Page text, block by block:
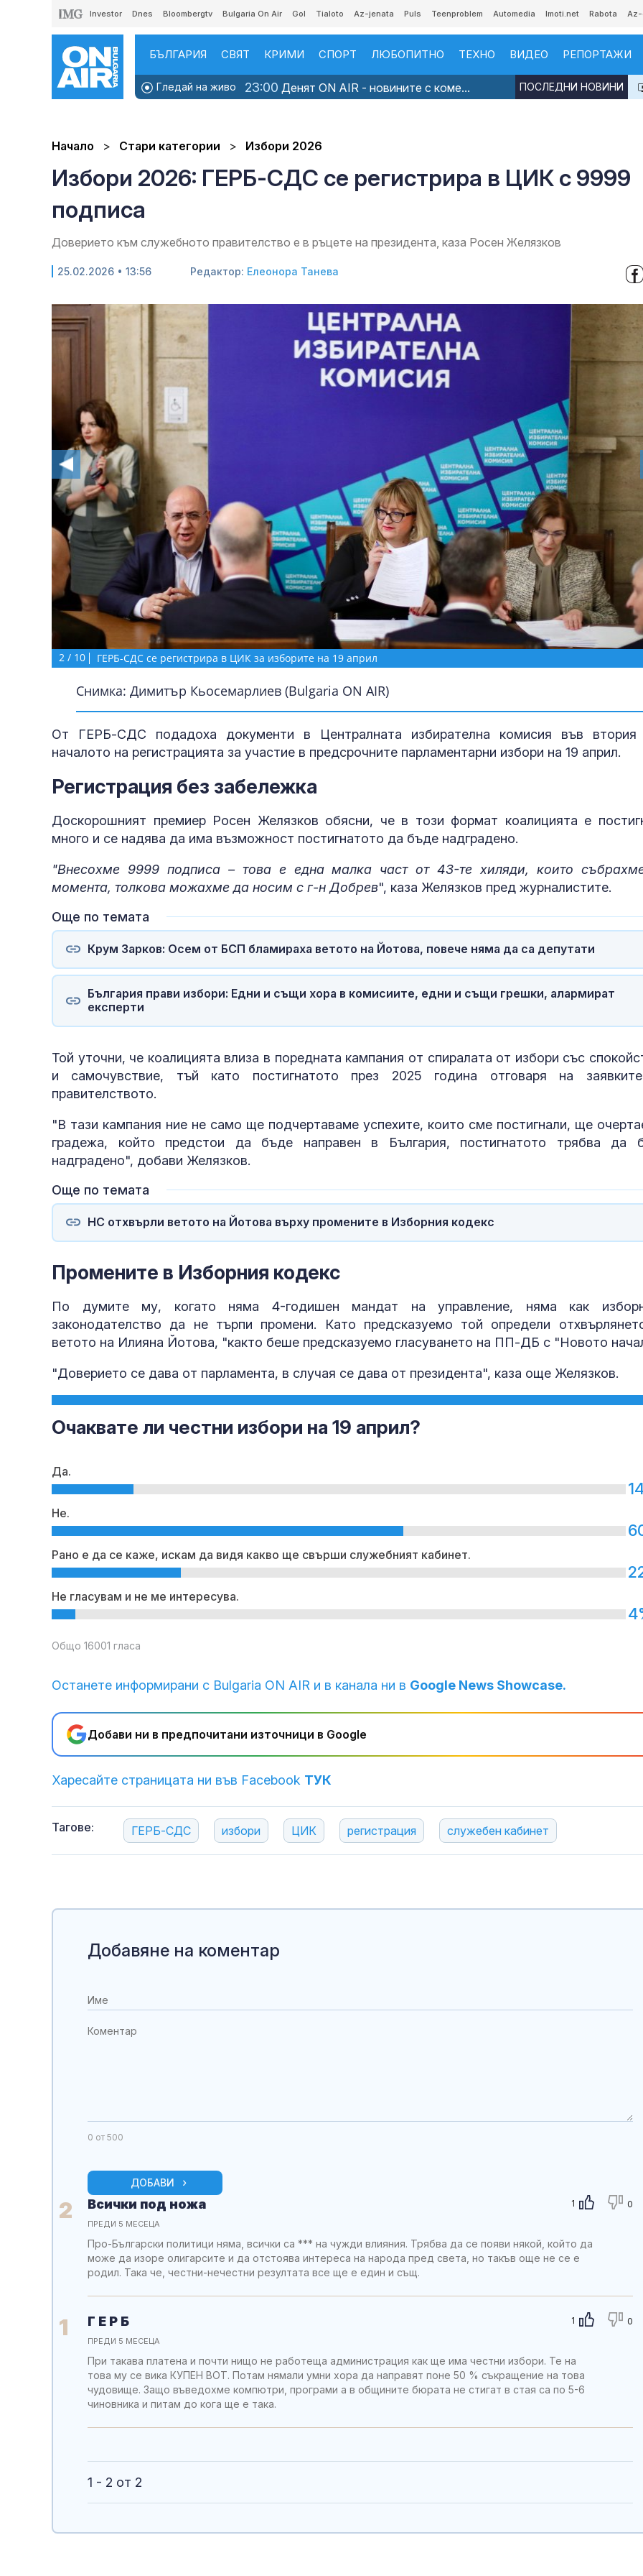
Investor Dnes Bloombergtv Bulgaria On Air Gol Tialoto Az-jenata Puls Teenproblem Automedia Imoti.net Rabota
БЪЛГАРИЯ СВЯТ КРИМИ СПОРТ ЛЮБОПИТНО ТЕХНО ВИДЕО РЕПОРТАЖИ
Гледай на живо 23:00 Денят ON AIR - новините с коме... ПОСЛЕДНИ НОВИНИ
Начало Стари категории Избори 2026
Избори 2026: ГЕРБ-СДС се регистрира в ЦИК с 9999
подписа
Доверието към служебното правителство е в ръцете на президента, каза Росен Желязков
25.02.2026 • 13:56 Редактор: Елеонора Танева
2 / 10 ГЕРБ-СДС се регистрира в ЦИК за изборите на 19 април
Снимка: Димитър Кьосемарлиев (Bulgaria ON AIR)
От ГЕРБ-СДС подадоха документи в Централната избирателна комисия във втория
началото на регистрацията за участие в предсрочните парламентарни избори на 19 април.
Регистрация без забележка
Доскорошният премиер Росен Желязков обясни, че в този формат коалицията е
много и се надява да има възможност постигнатото да бъде надградено.
"Внесохме 9999 подписа – това е една малка част от 43-те хиляди, които
момента, толкова можахме да носим с г-н Добрев", каза Желязков пред журналистите.
Още по темата
Крум Зарков: Осем от БСП бламираха ветото на Йотова, повече няма да са депутати
България прави избори: Едни и същи хора в комисиите, едни и същи грешки, алармират
експерти
Той уточни, че коалицията влиза в поредната кампания от спиралата от избори със
и самочувствие, тъй като постигнатото през 2025 година отговаря на
правителството.
"В тази кампания ние не само ще подчертаваме успехите, които сме постигнали, ще
градежа, който предстои да бъде направен в България, постигнатото трябва да
надградено", добави Желязков.
Още по темата
НС отхвърли ветото на Йотова върху промените в Изборния кодекс
Промените в Изборния кодекс
По думите му, когато няма 4-годишен мандат на управление, няма как
законодателство да не търпи промени. Като предсказуемо той определи
ветото на Илияна Йотова, "както беше предсказуемо гласуването на ПП-ДБ с "Новото
"Доверието се дава от парламента, в случая се дава от президента", каза още Желязков.
Очаквате ли честни избори на 19 април?
Да.
Не.
Рано е да се каже, искам да видя какво ще свърши служебният кабинет.
Не гласувам и не ме интересува.
Общо 16001 гласа
Останете информирани с Bulgaria ON AIR и в канала ни в Google News Showcase.
Добави ни в предпочитани източници в Google
Харесайте страницата ни във Facebook ТУК
Тагове: ГЕРБ-СДС избори ЦИК регистрация служебен кабинет
За
в рокля
опасни мисии:
полети под радара
Как войните
Иран и
превърнаха
Меган
бански в
ЧРД
Добавяне на коментар
0 от 500
ДОБАВИ
2 1 0
Всички под ножа
ПРЕДИ 5 МЕСЕЦА
Про-Български политици няма, всички са *** на чужди влияния. Трябва да се появи някой, който да
може да изоре олигарсите и да отстоява интереса на народа пред света, но такъв още не се е
родил. Така че, честни-нечестни резултата все ще е един и същ.
1 1 0
Г Е Р Б
ПРЕДИ 5 МЕСЕЦА
При такава платена и почти нищо не работеща администрация как ще има честни избори. Те на
това му се вика КУПЕН ВОТ. Потам нямали умни хора да направят поне 50 % съкращение на това
чудовище. Защо въведохме компютри, програми а в общините бюрата не стигат в стая са по 5-6
чиновника и питам до кога ще е така.
1 - 2 от 2